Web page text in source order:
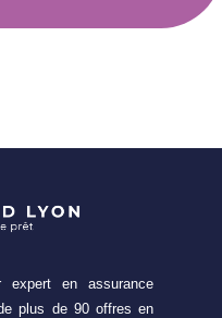
en assurance
plus de 90 offres en